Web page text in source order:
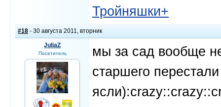
Тройняшки+
#18 - 30 августа 2011, вторник
JuliaZ
Посетитель
мы за сад вообще
старшего